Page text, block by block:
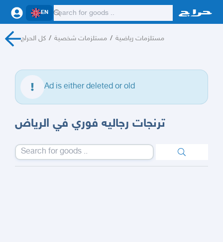
EN
كل الحراج / مستلزمات شخصية / مستلزمات رياضية
Ad is either deleted or old
ترنجات رجاليه فوري في الرياض